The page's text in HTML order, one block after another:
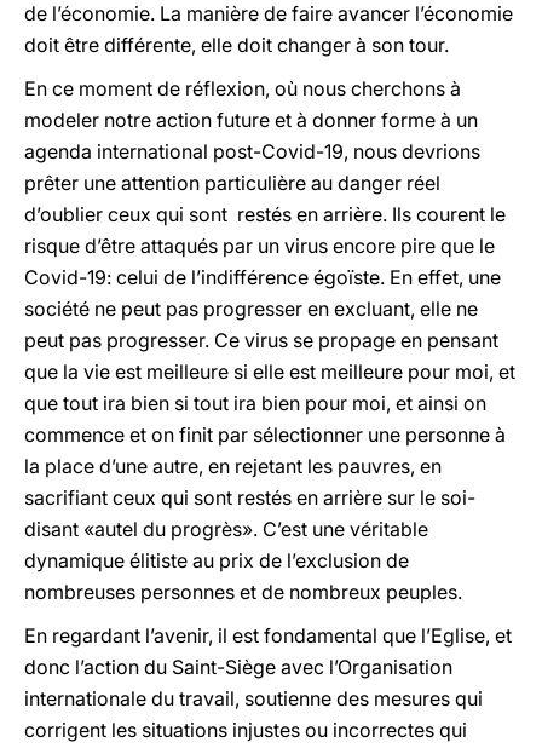
de l’économie. La manière de faire avancer l’économie
doit être différente, elle doit changer à son tour.
En ce moment de réflexion, où nous cherchons à
modeler notre action future et à donner forme à un
agenda international post-Covid-19, nous devrions
prêter une attention particulière au danger réel
d’oublier ceux qui sont restés en arrière. Ils courent le
risque d’être attaqués par un virus encore pire que le
Covid-19: celui de l’indifférence égoïste. En effet, une
société ne peut pas progresser en excluant, elle ne
peut pas progresser. Ce virus se propage en pensant
que la vie est meilleure si elle est meilleure pour moi, et
que tout ira bien si tout ira bien pour moi, et ainsi on
commence et on finit par sélectionner une personne à
la place d’une autre, en rejetant les pauvres, en
sacrifiant ceux qui sont restés en arrière sur le soi-
disant «autel du progrès». C’est une véritable
dynamique élitiste au prix de l’exclusion de
nombreuses personnes et de nombreux peuples.
En regardant l’avenir, il est fondamental que l’Eglise, et
donc l’action du Saint-Siège avec l’Organisation
internationale du travail, soutienne des mesures qui
corrigent les situations injustes ou incorrectes qui